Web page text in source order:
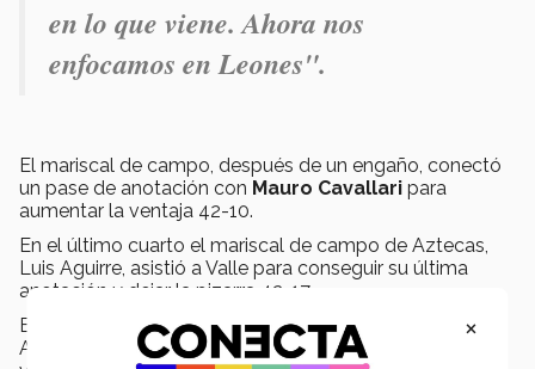
en lo que viene. Ahora nos
enfocamos en Leones".
El mariscal de campo, después de un engaño, conectó
un pase de anotación con Mauro Cavallari para
aumentar la ventaja 42-10.
En el último cuarto el mariscal de campo de Aztecas,
Luis Aguirre, asistió a Valle para conseguir su última
anotación y dejar la pizarra 42-17.
El head coach deBorregos Monterrey
Altamirano, señaló que el partido fue importante para
×